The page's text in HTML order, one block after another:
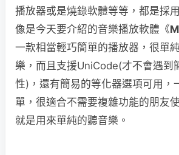
播放器或是燒錄軟體等等，都是採
像是今天要介紹的音樂播放軟體《
一款相當輕巧簡單的播放器，很單
樂，而且支援UniCode(才不會遇到
性)，還有簡易的等化器選項可用，
單，很適合不需要複雜功能的朋友
就是用來單純的聽音樂。